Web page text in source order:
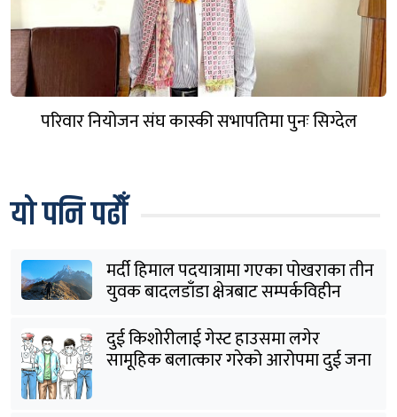
परिवार नियोजन संघ कास्की सभापतिमा पुनः सिग्देल
यो पनि पढौँ
मर्दी हिमाल पदयात्रामा गएका पोखराका तीन
युवक बादलडाँडा क्षेत्रबाट सम्पर्कविहीन
दुई किशोरीलाई गेस्ट हाउसमा लगेर
सामूहिक बलात्कार गरेको आरोपमा दुई जना
पक्राउ